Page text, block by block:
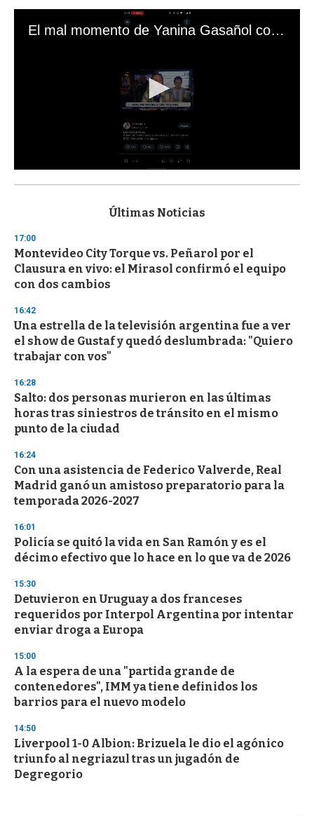
El mal momento de Yanina Gasañol con un hincha argentino en "Subrayado"
s
d
s
o
f
3
s
e
c
o
n
s
Últimas Noticias
17:00
Montevideo City Torque vs. Peñarol por el
Clausura en vivo: el Mirasol confirmó el equipo
con dos cambios
16:42
Una estrella de la televisión argentina fue a ver
el show de Gustaf y quedó deslumbrada: "Quiero
trabajar con vos"
16:28
Salto: dos personas murieron en las últimas
horas tras siniestros de tránsito en el mismo
punto de la ciudad
16:24
Con una asistencia de Federico Valverde, Real
Madrid ganó un amistoso preparatorio para la
temporada 2026-2027
16:01
Policía se quitó la vida en San Ramón y es el
décimo efectivo que lo hace en lo que va de 2026
15:30
Detuvieron en Uruguay a dos franceses
requeridos por Interpol Argentina por intentar
enviar droga a Europa
15:00
A la espera de una "partida grande de
contenedores", IMM ya tiene definidos los
barrios para el nuevo modelo
14:50
Liverpool 1-0 Albion: Brizuela le dio el agónico
triunfo al negriazul tras un jugadón de
Degregorio